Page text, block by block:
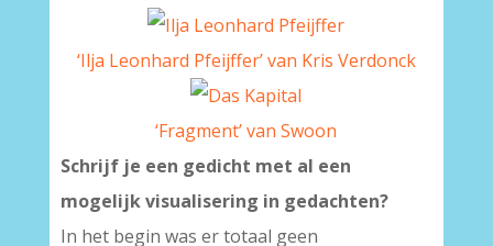
‘Ilja Leonhard Pfeijffer’ van Kris Verdonck
‘Fragment’ van Swoon
Schrijf je een gedicht met al een
mogelijk visualisering in gedachten?
In het begin was er totaal geen